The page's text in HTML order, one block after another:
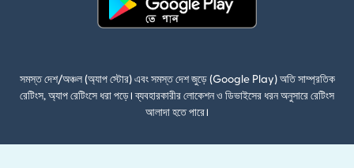
সমস্ত দেশ/অঞ্চল (অ্যাপ স্টোর) এবং সমস্ত দেশ জুড়ে (Google Play) অতি সাম্প্রতিক
রেটিংস, অ্যাপ রেটিংসে ধরা পড়ে। ব্যবহারকারীর লোকেশন ও ডিভাইসের ধরন অনুসারে রেটিংস
আলাদা হতে পারে।